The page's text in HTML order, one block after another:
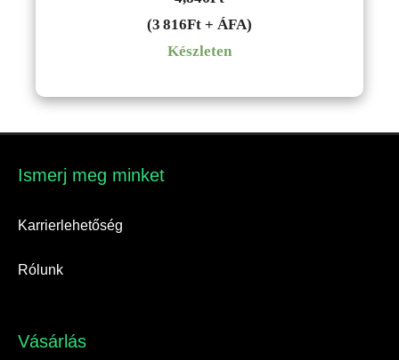
(3 816Ft + ÁFA)
Készleten
Ismerj meg minket​
Karrierlehetőség
Rólunk
Vásárlás​